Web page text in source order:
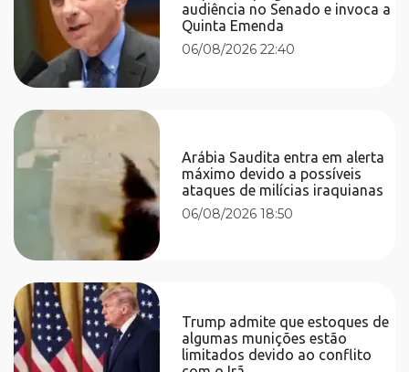
audiência no Senado e invoca a
Quinta Emenda
06/08/2026 22:40
Arábia Saudita entra em alerta
máximo devido a possíveis
ataques de milícias iraquianas
06/08/2026 18:50
Trump admite que estoques de
algumas munições estão
limitados devido ao conflito